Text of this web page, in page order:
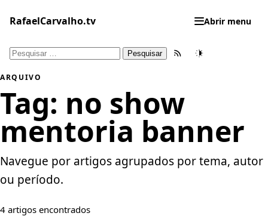
para
conteúdo
RafaelCarvalho.tv Abrir menu
Pesquisar
Feed RSSTema
ARQUIVO
Tag: no show
mentoria banner
Navegue por artigos agrupados por tema, autor
ou período.
4 artigos encontrados